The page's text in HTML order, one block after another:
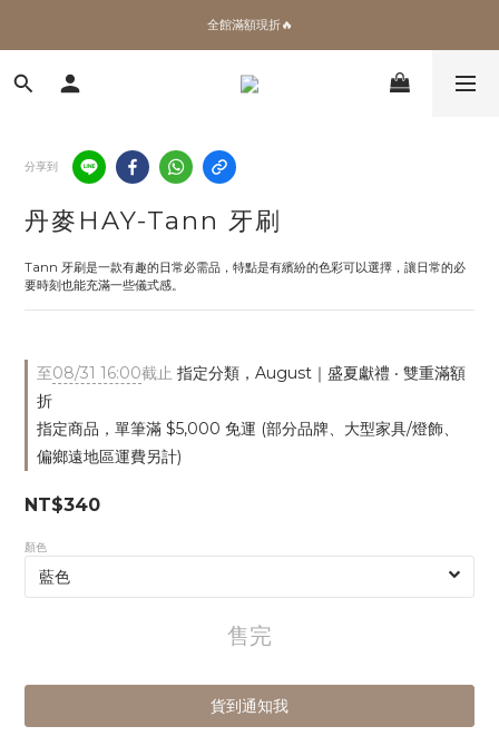
✨加入會員 即領100購物金🎫
全館滿額現折🔥
加拿大Umbra．買千送百🎫
分享到
丹麥HAY-Tann 牙刷
Tann 牙刷是一款有趣的日常必需品，特點是有繽紛的色彩可以選擇，讓日常的必
要時刻也能充滿一些儀式感。
至08/31 16:00截止 指定分類，August｜盛夏獻禮 ‧ 雙重滿額
折
指定商品，單筆滿 $5,000 免運 (部分品牌、大型家具/燈飾、
偏鄉遠地區運費另計)
NT$340
顏色
售完
貨到通知我